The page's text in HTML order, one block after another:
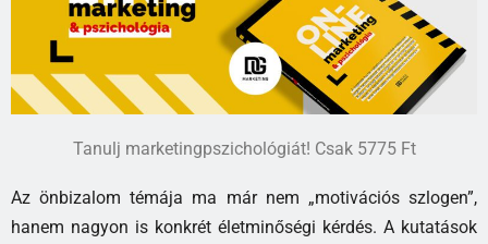
Tanulj marketingpszichológiát! Csak 5775 Ft
Az önbizalom témája ma már nem „motivációs szlogen”,
hanem nagyon is konkrét életminőségi kérdés. A kutatások